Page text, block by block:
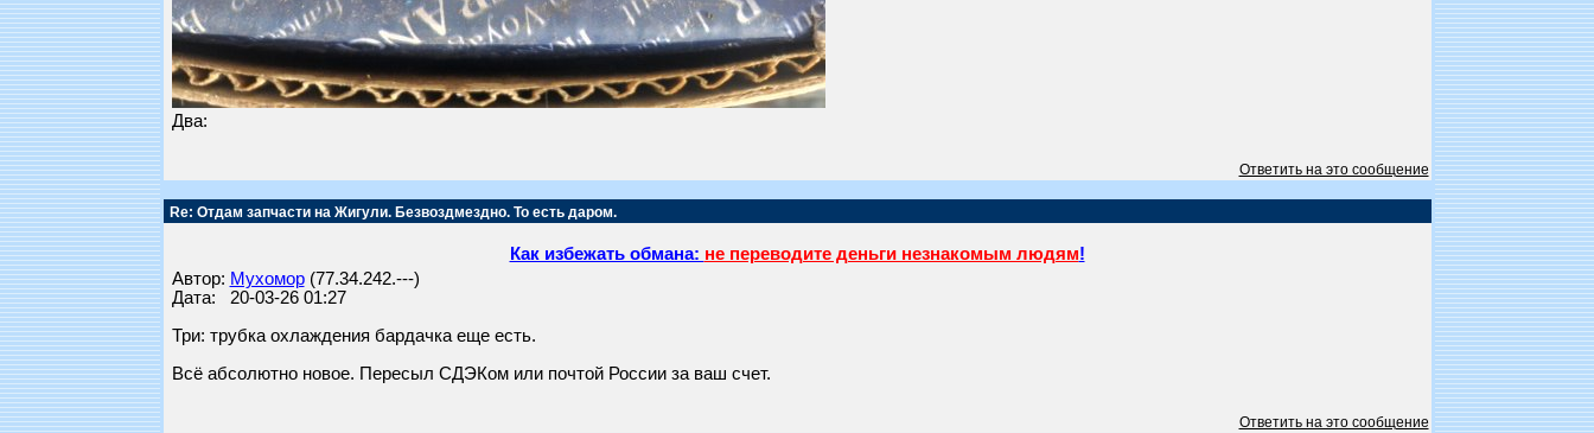
Два:
Ответить на это сообщение
Re: Отдам запчасти на Жигули. Безвоздмездно. То есть даром.
Как избежать обмана: не переводите деньги незнакомым людям!
Автор: Мухомор(77.34.242.---)
Дата: 20-03-26 01:27
Три: трубка охлаждения бардачка еще есть.
Всё абсолютно новое. Пересыл СДЭКом или почтой России за ваш счет.
Ответить на это сообщение